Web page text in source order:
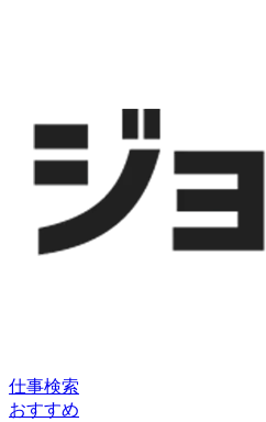
仕事検索
おすすめ